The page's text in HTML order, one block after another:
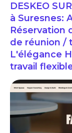
DESKEO
à Suresnes:
Réservation
de réunion /
L'élégance
travail